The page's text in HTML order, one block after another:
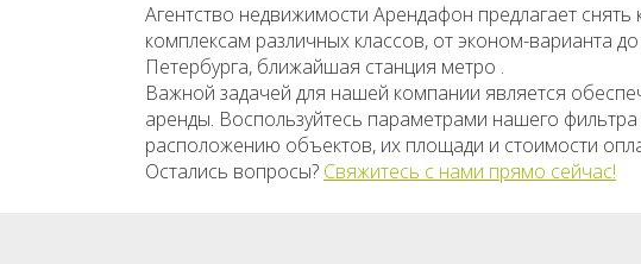
Агентство недвижимости Арендафон предлагает
комплексам различных классов, от эконом-варианта
Петербурга, ближайшая станция метро .
Важной задачей для нашей компании является
аренды. Воспользуйтесь параметрами нашего
расположению объектов, их площади и стоимости
Остались вопросы? Свяжитесь с нами прямо сейчас!